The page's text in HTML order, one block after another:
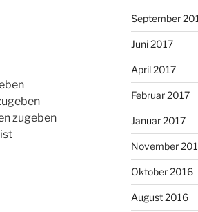
zugeben
September
Juni 2017
April 2017
Februar 2017
Januar 2017
November
Oktober 2016
August 2016